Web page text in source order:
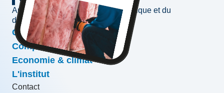
Au service de l'information économique et du
développement des entreprises
Conjoncture & prévisions
Compétitivité & croissance
Economie & climat
L'institut
Contact